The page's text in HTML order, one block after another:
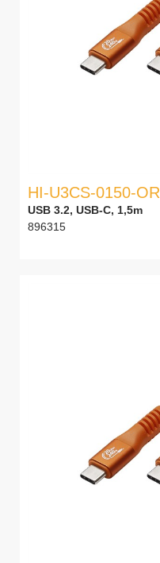
HI-U3CS-0150-OR
USB 3.2, USB-C, 1,5m
896315